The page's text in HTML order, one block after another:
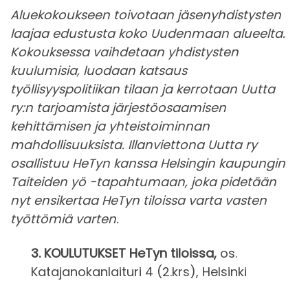
Aluekokoukseen toivotaan jäsenyhdistysten
laajaa edustusta koko Uudenmaan alueelta.
Kokouksessa vaihdetaan yhdistysten
kuulumisia, luodaan katsaus
työllisyyspolitiikan tilaan ja kerrotaan Uutta
ry:n tarjoamista järjestöosaamisen
kehittämisen ja yhteistoiminnan
mahdollisuuksista. Illanviettona Uutta ry
osallistuu HeTyn kanssa Helsingin kaupungin
Taiteiden yö -tapahtumaan, joka pidetään
nyt ensikertaa HeTyn tiloissa varta vasten
työttömiä varten.
3. KOULUTUKSET HeTyn tiloissa, os.
Katajanokanlaituri 4 (2.krs), Helsinki